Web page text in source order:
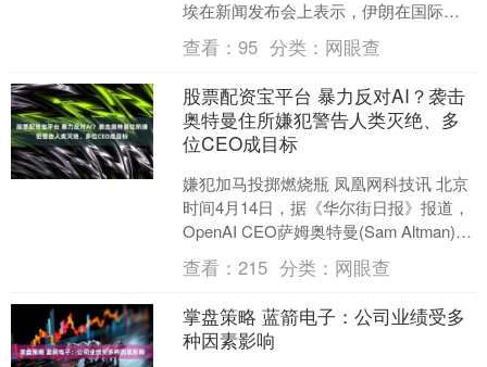
埃在新闻发布会上表示，伊朗在国际法
框架下享有的合法权利是不可谈判的。
伊朗和平利用核能的权....
查看：95 分类： 网眼查
股票配资宝平台 暴力反对AI？袭击
奥特曼住所嫌犯警告人类灭绝、多
位CEO成目标
嫌犯加马投掷燃烧瓶 凤凰网科技讯 北京
时间4月14日，据《华尔街日报》报道，
OpenAI CEO萨姆奥特曼(Sam Altman)加
州住所上周遭遇燃烧瓶式袭击。....
查看：215 分类： 网眼查
掌盘策略 蓝箭电子：公司业绩受多
种因素影响